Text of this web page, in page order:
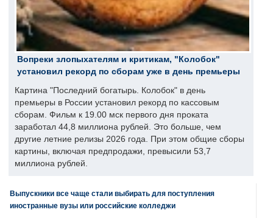
Вопреки злопыхателям и критикам, "Колобок"
установил рекорд по сборам уже в день премьеры
Картина "Последний богатырь. Колобок" в день
премьеры в России установил рекорд по кассовым
сборам. Фильм к 19.00 мск первого дня проката
заработал 44,8 миллиона рублей. Это больше, чем
другие летние релизы 2026 года. При этом общие сборы
картины, включая предпродажи, превысили 53,7
миллиона рублей.
Выпускники все чаще стали выбирать для поступления
иностранные вузы или российские колледжи